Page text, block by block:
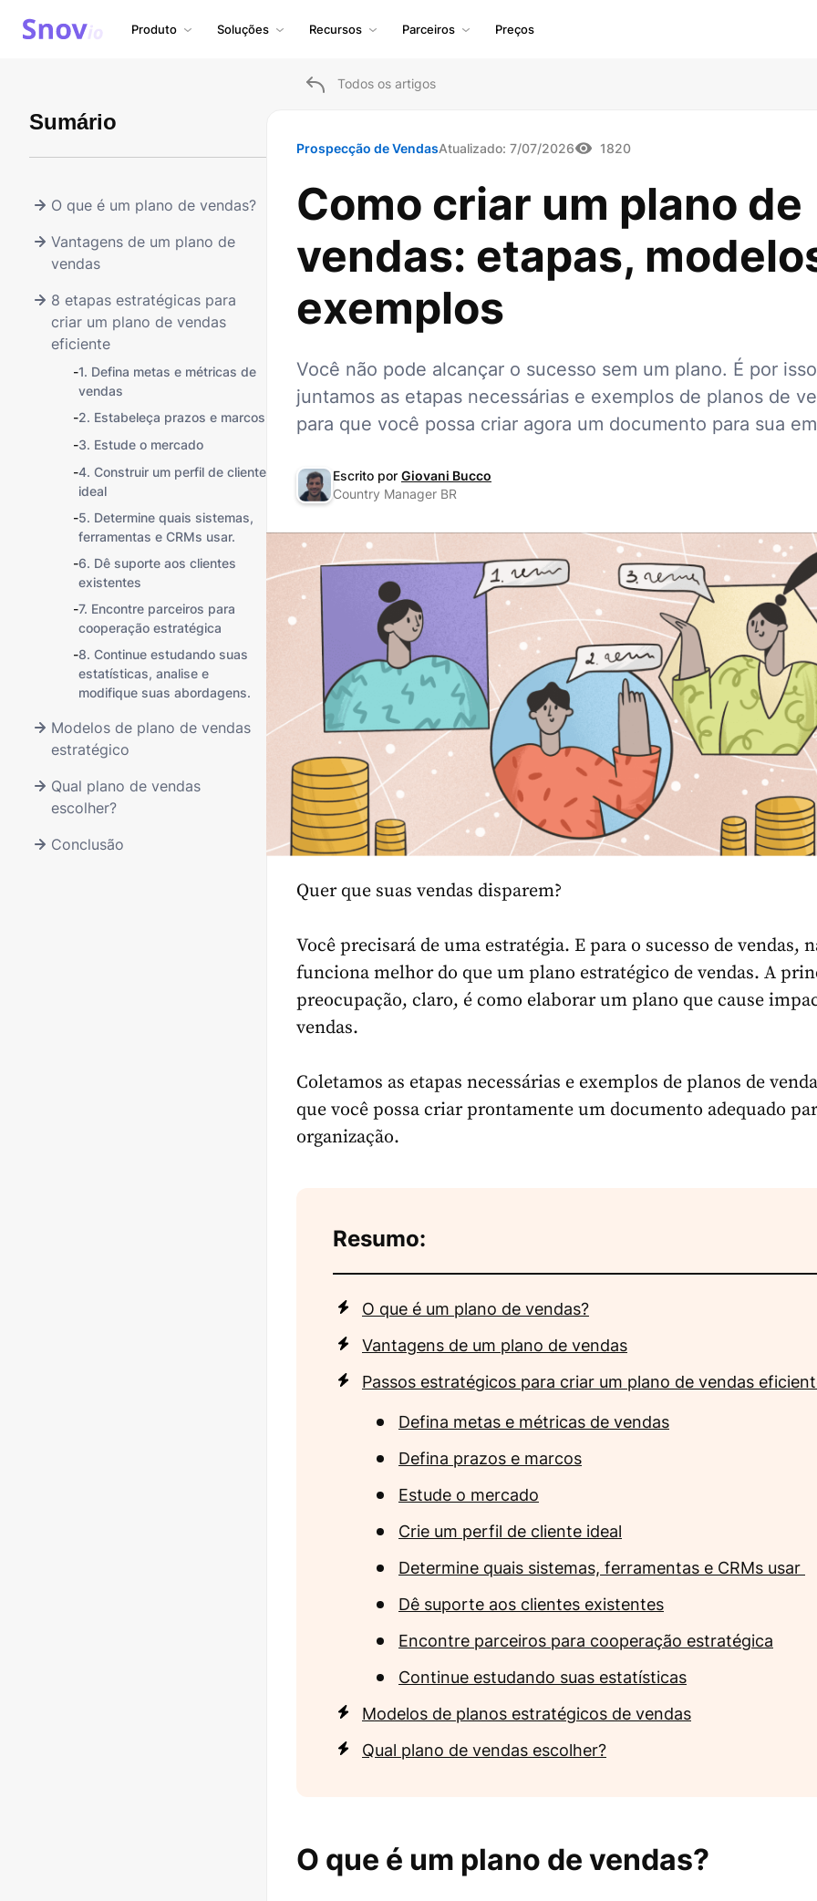
Produto Soluções Recursos Parceiros Preços
Todos os artigos
Sumário
O que é um plano de vendas?
Vantagens de um plano de
vendas
8 etapas estratégicas para
criar um plano de vendas
eficiente
-1. Defina metas e métricas de
vendas
-2. Estabeleça prazos e marcos
-3. Estude o mercado
-4. Construir um perfil de cliente
ideal
-5. Determine quais sistemas,
ferramentas e CRMs usar.
-6. Dê suporte aos clientes
existentes
-7. Encontre parceiros para
cooperação estratégica
-8. Continue estudando suas
estatísticas, analise e
modifique suas abordagens.
Modelos de plano de vendas
estratégico
Qual plano de vendas
escolher?
Conclusão
Prospecção de VendasAtualizado: 7/07/2026 1820
Como criar um plano de
vendas: etapas,
exemplos
Você não pode alcançar o sucesso sem um plano. É por
juntamos as etapas necessárias e exemplos de planos de
para que você possa criar agora um documento para sua
Escrito por Giovani Bucco
Country Manager BR
Quer que suas vendas disparem?
Você precisará de uma estratégia. E para o sucesso de vendas,
funciona melhor do que um plano estratégico de vendas. A
preocupação, claro, é como elaborar um plano que cause
vendas.
Coletamos as etapas necessárias e exemplos de planos de
que você possa criar prontamente um documento adequado
organização.
Resumo:
O que é um plano de vendas?
Vantagens de um plano de vendas
Passos estratégicos para criar um plano de vendas
Defina metas e métricas de vendas
Defina prazos e marcos
Estude o mercado
Crie um perfil de cliente ideal
Determine quais sistemas, ferramentas e CRMs usar
Dê suporte aos clientes existentes
Encontre parceiros para cooperação estratégica
Continue estudando suas estatísticas
Modelos de planos estratégicos de vendas
Qual plano de vendas escolher?
O que é um plano de vendas?